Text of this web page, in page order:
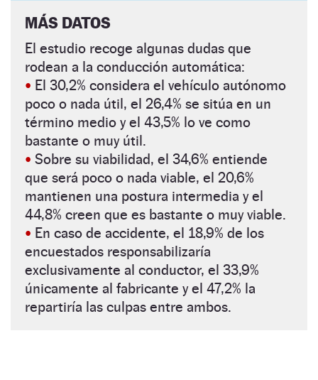
MÁS DATOS
El estudio recoge algunas dudas que
rodean a la conducción automática:
• El 30,2% considera el vehículo autónomo
poco o nada útil, el 26,4% se sitúa en un
término medio y el 43,5% lo ve como
bastante o muy útil.
• Sobre su viabilidad, el 34,6% entiende
que será poco o nada viable, el 20,6%
mantienen una postura intermedia y el
44,8% creen que es bastante o muy viable.
• En caso de accidente, el 18,9% de los
encuestados responsabilizaría
exclusivamente al conductor, el 33,9%
únicamente al fabricante y el 47,2% la
repartiría las culpas entre ambos.